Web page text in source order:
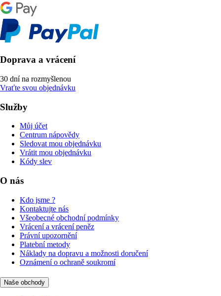
Doprava a vrácení
30 dní na rozmyšlenou
Vraťte svou objednávku
Služby
Můj účet
Centrum nápovědy
Sledovat mou objednávku
Vrátit mou objednávku
Kódy slev
O nás
Kdo jsme ?
Kontaktujte nás
Všeobecné obchodní podmínky
Vrácení a vrácení peněz
Právní upozornění
Platební metody
Náklady na dopravu a možnosti doručení
Oznámení o ochraně soukromí
Naše obchody